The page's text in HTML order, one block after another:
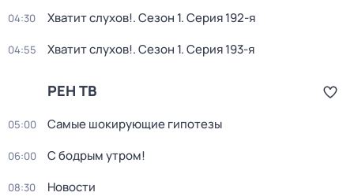
04:30 Хватит слухов!. Сезон 1. Серия 192-я
04:55 Хватит слухов!. Сезон 1. Серия 193-я
РЕН ТВ
05:00 Самые шoкиpующие гипотезы
06:00 С бодрым утром!
08:30 Новости